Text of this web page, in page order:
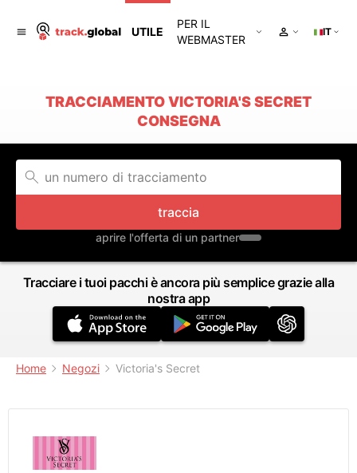
UTILE
PER IL
WEBMASTER
IT
TRACCIAMENTO VICTORIA'S SECRET
CONSEGNA
traccia
aprire l'offerta di un partner
Tracciare i tuoi pacchi è ancora più semplice grazie alla
nostra app
Home Negozi Victoria's Secret